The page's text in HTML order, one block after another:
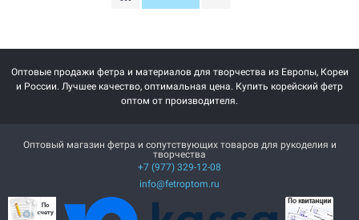
Оптовые продажи фетра и материалов для творчества из Европы, Кореи
и России. Лучшее качество, оптимальная цена. Купить корейский фетр
оптом от производителя.
Оптовый магазин фетра и сопутствующих товаров для рукоделия и
творчества
+7 (977) 329-12-08
info@fetroptom.ru